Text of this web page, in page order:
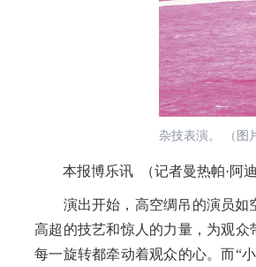
杂技表演。 （图
本报博乐讯 （记者曼热帕·阿迪
演出开始，高空绸吊的演员如空
高超的技艺和惊人的力量，为观众
每一旋转都牵动着观众的心。而“